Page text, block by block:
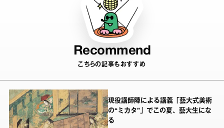
Recommend
こちらの記事もおすすめ
現役講師陣による講義「藝大式美術
の“ミカタ”」でこの夏、藝大生にな
る